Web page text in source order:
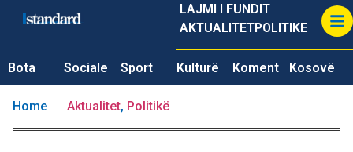
LAJMI I FUNDIT
AKTUALITETPOLITIKE
Bota Sociale Sport Kulturë Koment Kosovë
Home Aktualitet, Politikë